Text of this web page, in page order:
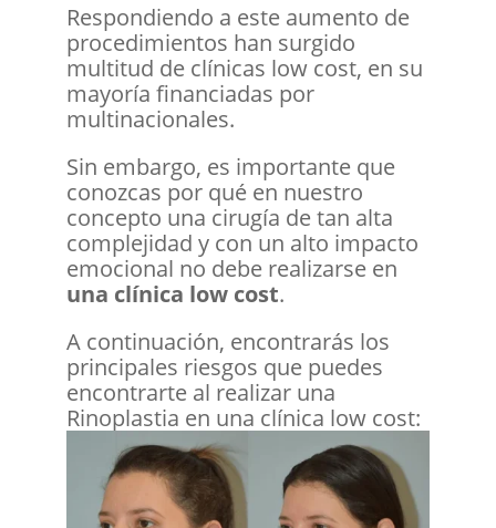
Respondiendo a este aumento de
procedimientos han surgido
multitud de clínicas low cost, en su
mayoría financiadas por
multinacionales.
Sin embargo, es importante que
conozcas por qué en nuestro
concepto una cirugía de tan alta
complejidad y con un alto impacto
emocional no debe realizarse en
una clínica low cost.
A continuación, encontrarás los
principales riesgos que puedes
encontrarte al realizar una
Rinoplastia en una clínica low cost: